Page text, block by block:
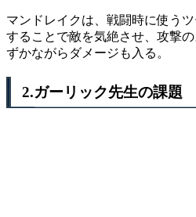
マンドレイクは、戦闘時に使う
することで敵を気絶させ、攻撃
ずかながらダメージも入る。
2.ガーリック先生の課題